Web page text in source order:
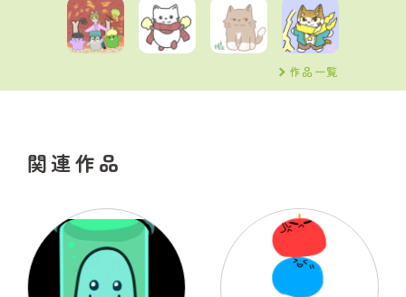
作品一覧
関連作品